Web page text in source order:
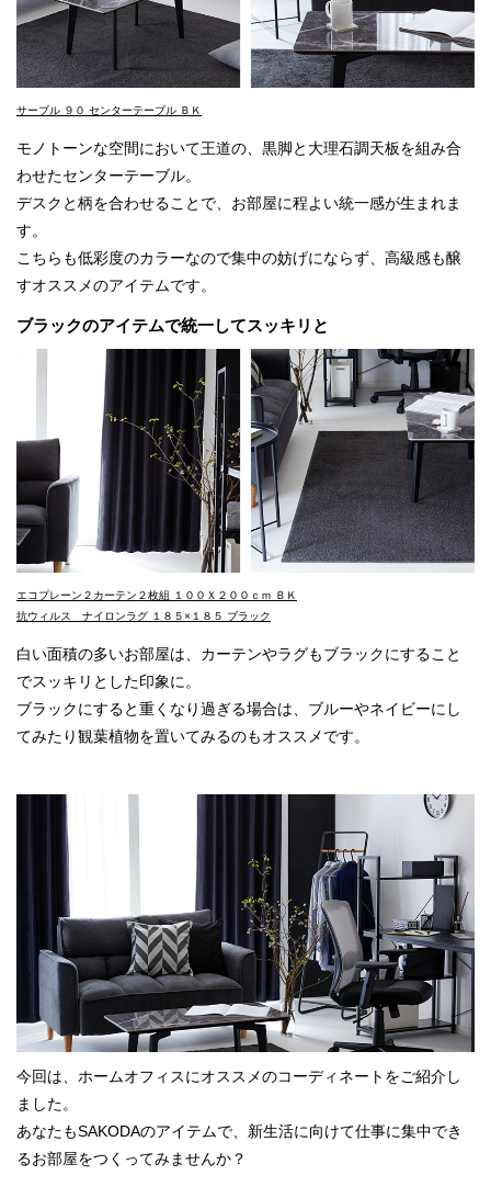
サーブル ９０ センターテーブル ＢＫ
モノトーンな空間において王道の、黒脚と大理石調天板を組み合
わせたセンターテーブル。
デスクと柄を合わせることで、お部屋に程よい統一感が生まれま
す。
こちらも低彩度のカラーなので集中の妨げにならず、高級感も醸
すオススメのアイテムです。
ブラックのアイテムで統一してスッキリと
エコプレーン２カーテン２枚組 １００Ｘ２００ｃｍ ＢＫ
抗ウィルス ナイロンラグ １８５×１８５ ブラック
白い面積の多いお部屋は、カーテンやラグもブラックにすること
でスッキリとした印象に。
ブラックにすると重くなり過ぎる場合は、ブルーやネイビーにし
てみたり観葉植物を置いてみるのもオススメです。
今回は、ホームオフィスにオススメのコーディネートをご紹介し
ました。
あなたもSAKODAのアイテムで、新生活に向けて仕事に集中でき
るお部屋をつくってみませんか？